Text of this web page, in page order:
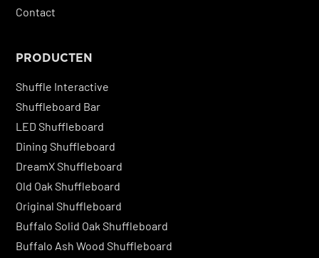
Contact
PRODUCTEN
Shuffle Interactive
Shuffleboard Bar
LED Shuffleboard
Dining Shuffleboard
DreamX Shuffleboard
Old Oak Shuffleboard
Original Shuffleboard
Buffalo Solid Oak Shuffleboard
Buffalo Ash Wood Shuffleboard